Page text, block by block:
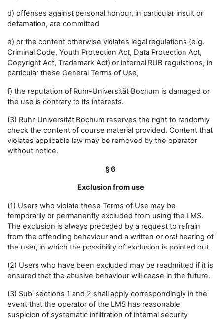
d) offenses against personal honour, in particular insult or
defamation, are committed
e) or the content otherwise violates legal regulations (e.g.
Criminal Code, Youth Protection Act, Data Protection Act,
Copyright Act, Trademark Act) or internal RUB regulations, in
particular these General Terms of Use,
f) the reputation of Ruhr-Universität Bochum is damaged or
the use is contrary to its interests.
(3) Ruhr-Universität Bochum reserves the right to randomly
check the content of course material provided. Content that
violates applicable law may be removed by the operator
without notice.
§ 6
Exclusion from use
(1) Users who violate these Terms of Use may be
temporarily or permanently excluded from using the LMS.
The exclusion is always preceded by a request to refrain
from the offending behaviour and a written or oral hearing of
the user, in which the possibility of exclusion is pointed out.
(2) Users who have been excluded may be readmitted if it is
ensured that the abusive behaviour will cease in the future.
(3) Sub-sections 1 and 2 shall apply correspondingly in the
event that the operator of the LMS has reasonable
suspicion of systematic infiltration of internal security